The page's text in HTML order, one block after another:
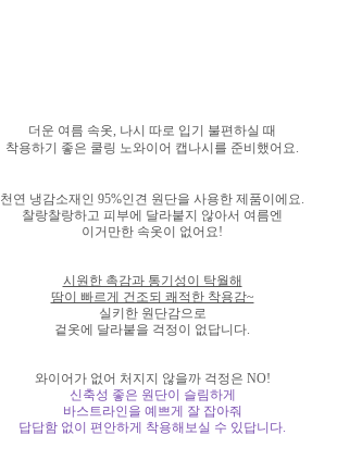
더운 여름 속옷, 나시 따로 입기 불편하실 때
착용하기 좋은 쿨링 노와이어 캡나시를 준비했어요.
천연 냉감소재인 95%인견 원단을 사용한 제품이에요.
찰랑찰랑하고 피부에 달라붙지 않아서 여름엔
이거만한 속옷이 없어요!
시원한 촉감과 통기성이 탁월해
땀이 빠르게 건조되 쾌적한 착용감~
실키한 원단감으로
겉옷에 달라붙을 걱정이 없답니다.
와이어가 없어 처지지 않을까 걱정은 NO!
신축성 좋은 원단이 슬림하게
바스트라인을 예쁘게 잘 잡아줘
답답함 없이 편안하게 착용해보실 수 있답니다.